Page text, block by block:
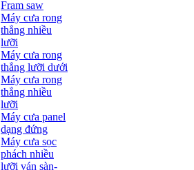
Fram saw
Máy cưa rong
thẳng nhiều
lưỡi
Máy cưa rong
thẳng lưỡi dưới
Máy cưa rong
thẳng nhiều
lưỡi
Máy cưa panel
dạng đứng
Máy cưa sọc
phách nhiều
lưỡi ván sàn-